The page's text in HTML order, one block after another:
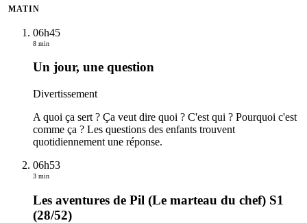
MATIN
06h45
8 min
Un jour, une question
Divertissement
A quoi ça sert ? Ça veut dire quoi ? C'est qui ? Pourquoi c'est
comme ça ? Les questions des enfants trouvent
quotidiennement une réponse.
06h53
3 min
Les aventures de Pil (Le marteau du chef) S1
(28/52)